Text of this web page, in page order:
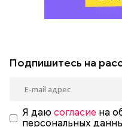
Подпишитесь на
Я даю согласие на
персональных